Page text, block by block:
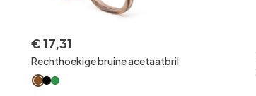
€17,31
Rechthoekige bruine acetaatbril